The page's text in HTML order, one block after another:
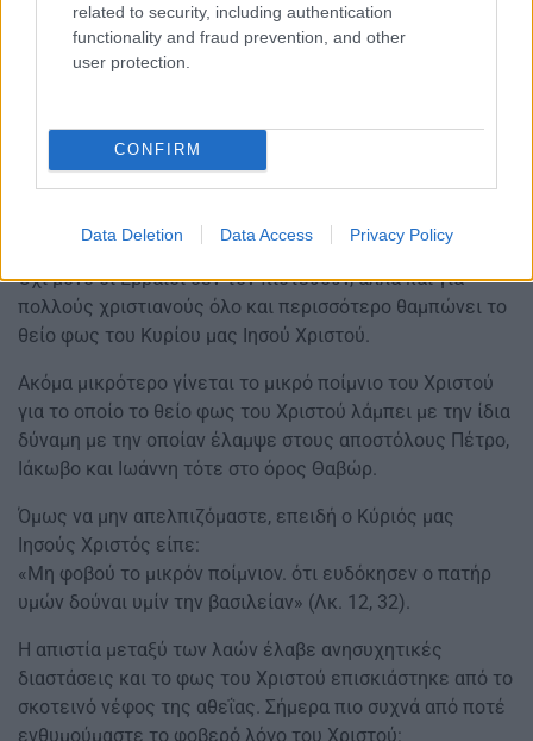
related to security, including authentication
functionality and fraud prevention, and other
user protection.
CONFIRM
Data Deletion Data Access Privacy Policy
Θα έπρεπε η εμφάνιση στο Θαβώρ των δύο πιο μεγάλων
προφητών της Παλαιάς Διαθήκης και η προσκύνηση του
των φαρισαίων, οι οποίοι μισούσαν τον Κύριο Ιησού και
τον θεωρούσαν παραβάτη του νόμου του Μωυσή. Αλλά
είναι ο Μεσσίας.
Όχι μόνο οι Εβραίοι δεν τον πιστεύουν, αλλά και για
πολλούς χριστιανούς όλο και περισσότερο θαμπώνει το
θείο φως του Κυρίου μας Ιησού Χριστού.
Ακόμα μικρότερο γίνεται το μικρό ποίμνιο του Χριστού
για το οποίο το θείο φως του Χριστού λάμπει με την ίδια
δύναμη με την οποίαν έλαμψε στους αποστόλους Πέτρο,
Ιάκωβο και Ιωάννη τότε στο όρος Θαβώρ.
Όμως να μην απελπιζόμαστε, επειδή ο Κύριός μας
Ιησούς Χριστός είπε:
«Μη φοβού το μικρόν ποίμνιον. ότι ευδόκησεν ο πατήρ
υμών δούναι υμίν την βασιλείαν» (Λκ. 12, 32).
Η απιστία μεταξύ των λαών έλαβε ανησυχητικές
διαστάσεις και το φως του Χριστού επισκιάστηκε από το
σκοτεινό νέφος της αθεΐας. Σήμερα πιο συχνά από ποτέ
ενθυμούμαστε το φοβερό λόγο του Χριστού: